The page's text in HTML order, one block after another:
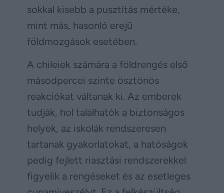
sokkal kisebb a pusztítás mértéke,
mint más, hasonló erejű
földmozgások esetében.
A chileiek számára a földrengés első
másodpercei szinte ösztönös
reakciókat váltanak ki. Az emberek
tudják, hol találhatók a biztonságos
helyek, az iskolák rendszeresen
tartanak gyakorlatokat, a hatóságok
pedig fejlett riasztási rendszerekkel
figyelik a rengéseket és az esetleges